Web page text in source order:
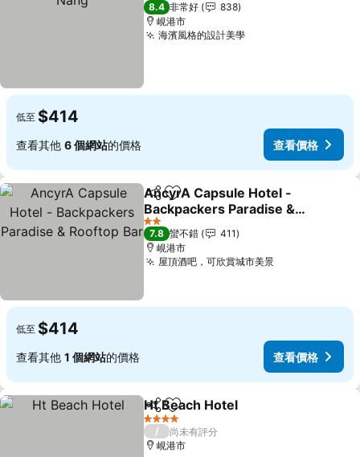
8.4 非常好
838
峴港市
海濱風格的設計美學
低至 $414
查看其他 6 個網站的價格 查看價格
分享 加入我的最愛
AncyrA Capsule Hotel -
Backpackers Paradise &
Rooftop Bar
2 星級
7.8 蠻不錯
411
峴港市
屋頂酒吧，可欣賞城市美景
低至 $414
查看其他 1 個網站的價格 查看價格
分享 加入我的最愛
Ht Beach Hotel
4 星級
/
尚未有評分
峴港市